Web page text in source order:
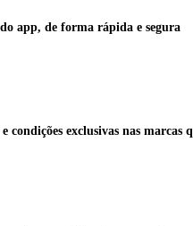
app, de forma rápida e segura
condições exclusivas nas marcas